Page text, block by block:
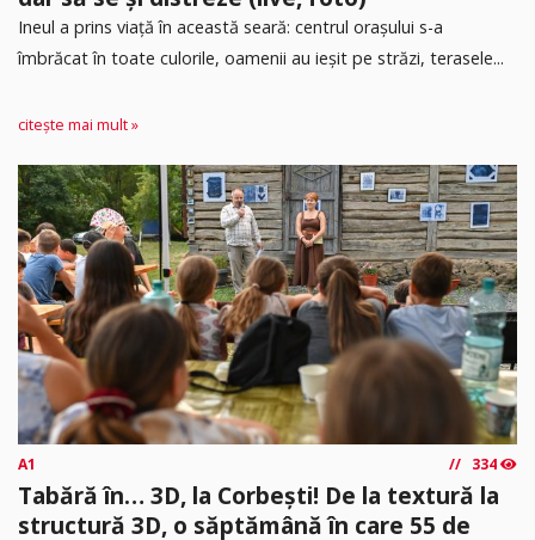
Ineul a prins viață în această seară: centrul orașului s-a
îmbrăcat în toate culorile, oamenii au ieșit pe străzi, terasele...
citește mai mult »
A1 334
Tabără în… 3D, la Corbești! De la textură la
structură 3D, o săptămână în care 55 de